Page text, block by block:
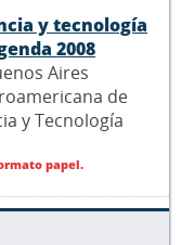
y tecnología
2008
Aires
de
y Tecnología
papel.